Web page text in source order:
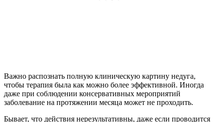
Важно распознать полную клиническую картину недуга,
чтобы терапия была как можно более эффективной. Иногда
даже при соблюдении консервативных мероприятий
заболевание на протяжении месяца может не проходить.
Бывает, что действия нерезультативны, даже если проводится